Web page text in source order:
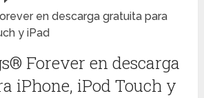
en descarga gratuita para
y iPad
Forever en descarga
iPhone, iPod Touch y